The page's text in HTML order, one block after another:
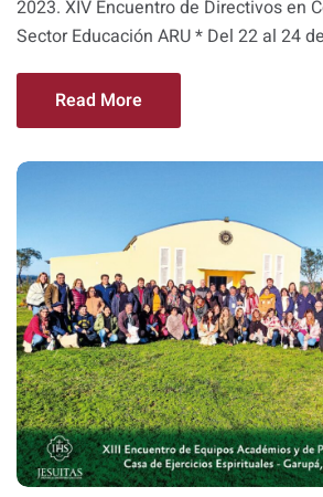
2023. XIV Encuentro de Directivos en
Sector Educación ARU * Del 22 al 24
Read More